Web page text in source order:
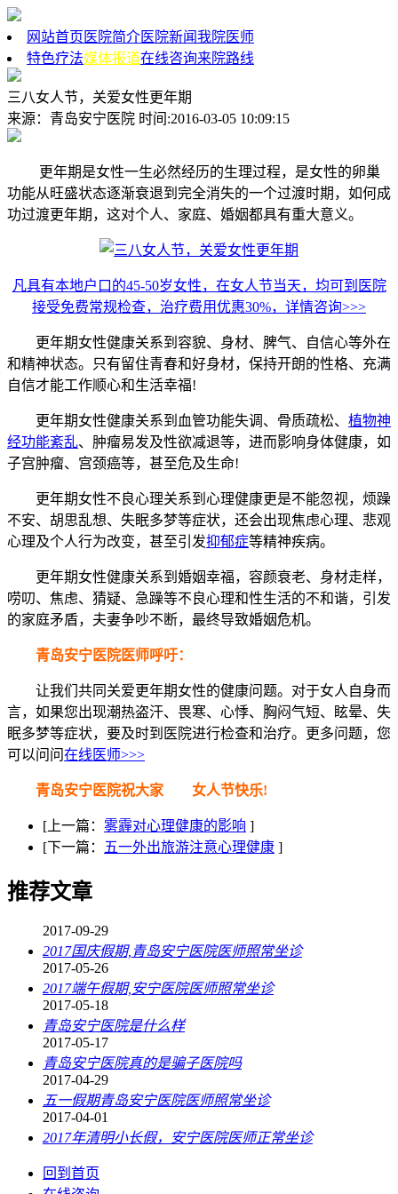
网站首页 医院简介医院新闻我院医师
特色疗法媒体报道在线咨询来院路线
三八女人节，关爱女性更年期
来源：青岛安宁医院 时间:2016-03-05 10:09:15
更年期是女性一生必然经历的生理过程，是女性的卵巢
功能从旺盛状态逐渐衰退到完全消失的一个过渡时期，如何成
功过渡更年期，这对个人、家庭、婚姻都具有重大意义。
凡具有本地户口的45-50岁女性，在女人节当天，均可到医院
接受免费常规检查，治疗费用优惠30%，详情咨询>>>
更年期女性健康关系到容貌、身材、脾气、自信心等外在
和精神状态。只有留住青春和好身材，保持开朗的性格、充满
自信才能工作顺心和生活幸福!
更年期女性健康关系到血管功能失调、骨质疏松、 植物神
经功能紊乱、肿瘤易发及性欲减退等，进而影响身体健康，如
子宫肿瘤、宫颈癌等，甚至危及生命!
更年期女性不良心理关系到心理健康更是不能忽视，烦躁
不安、胡思乱想、失眠多梦等症状，还会出现焦虑心理、悲观
心理及个人行为改变，甚至引发抑郁症等精神疾病。
更年期女性健康关系到婚姻幸福，容颜衰老、身材走样，
唠叨、焦虑、猜疑、急躁等不良心理和性生活的不和谐，引发
的家庭矛盾，夫妻争吵不断，最终导致婚姻危机。
青岛安宁医院医师呼吁：
让我们共同关爱更年期女性的健康问题。对于女人自身而
言，如果您出现潮热盗汗、畏寒、心悸、胸闷气短、眩晕、失
眠多梦等症状，要及时到医院进行检查和治疗。更多问题，您
可以问问在线医师>>>
青岛安宁医院祝大家 女人节快乐!
[上一篇： 雾霾对心理健康的影响 ]
[下一篇：
五一外出旅游注意心理健康 ]
推荐文章
2017-09-29
2017国庆假期,青岛安宁医院医师照常坐诊
2017-05-26
2017端午假期,安宁医院医师照常坐诊
2017-05-18
青岛安宁医院是什么样
2017-05-17
青岛安宁医院真的是骗子医院吗
2017-04-29
五一假期青岛安宁医院医师照常坐诊
2017-04-01
2017年清明小长假，安宁医院医师正常坐诊
回到首页